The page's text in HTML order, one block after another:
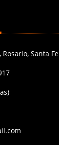
Rosario, Santa Fe